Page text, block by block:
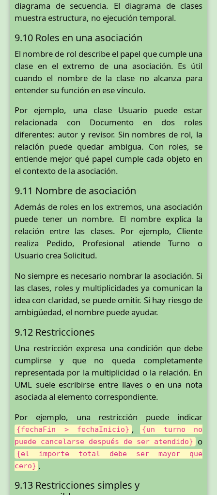
diagrama de secuencia. El diagrama de clases
muestra estructura, no ejecución temporal.
9.10 Roles en una asociación
El nombre de rol describe el papel que cumple una
clase en el extremo de una asociación. Es útil
cuando el nombre de la clase no alcanza para
entender su función en ese vínculo.
Por ejemplo, una clase Usuario puede estar
relacionada con Documento en dos roles
diferentes: autor y revisor. Sin nombres de rol, la
relación puede quedar ambigua. Con roles, se
entiende mejor qué papel cumple cada objeto en
el contexto de la asociación.
9.11 Nombre de asociación
Además de roles en los extremos, una asociación
puede tener un nombre. El nombre explica la
relación entre las clases. Por ejemplo, Cliente
realiza Pedido, Profesional atiende Turno o
Usuario crea Solicitud.
No siempre es necesario nombrar la asociación. Si
las clases, roles y multiplicidades ya comunican la
idea con claridad, se puede omitir. Si hay riesgo de
ambigüedad, el nombre puede ayudar.
9.12 Restricciones
Una restricción expresa una condición que debe
cumplirse y que no queda completamente
representada por la multiplicidad o la relación. En
UML suele escribirse entre llaves o en una nota
asociada al elemento correspondiente.
Por ejemplo, una restricción puede indicar
{fechaFin > fechaInicio} ,
{un turno no
puede cancelarse después de ser atendido} o
{el importe total debe ser mayor que
cero} .
9.13 Restricciones simples y